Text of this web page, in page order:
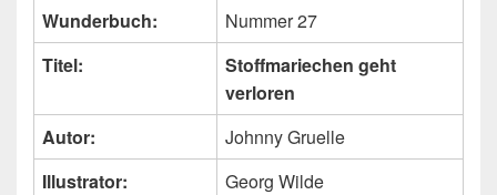
Wunderbuch:
Nummer 27
Titel:
Stoffmariechen geht
verloren
Autor:
Johnny Gruelle
Illustrator:
Georg Wilde